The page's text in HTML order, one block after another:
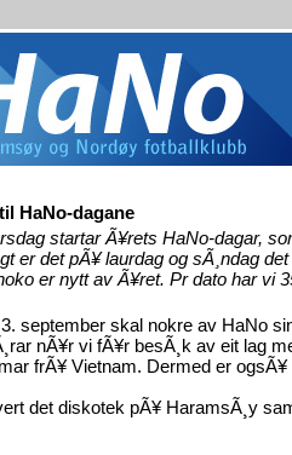
HaNo-dagane
startar Ã¥rets HaNo-dagar,
er det pÃ¥ laurdag og sÃ¸ndag
er nytt av Ã¥ret. Pr dato har vi
september skal nokre av HaNo
nÃ¥r vi fÃ¥r besÃ¸k av eit lag
frÃ¥ Vietnam. Dermed er
det diskotek pÃ¥ HaramsÃ¸y